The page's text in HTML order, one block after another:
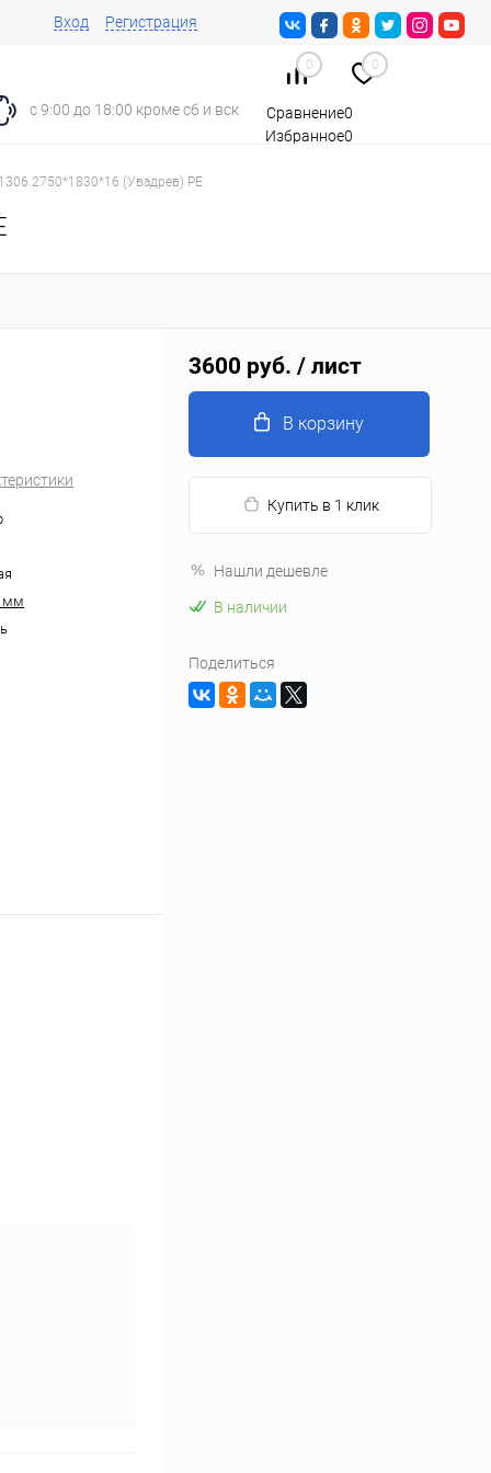
Вход Регистрация
с 9:00 до 18:00 кроме сб и вск
0 0
Сравнение0
Избранное0
2750*1830*16 (Увадрев) PE
мм
3600 руб. / лист
В корзину
Купить в 1 клик
Нашли дешевле
В наличии
Поделиться